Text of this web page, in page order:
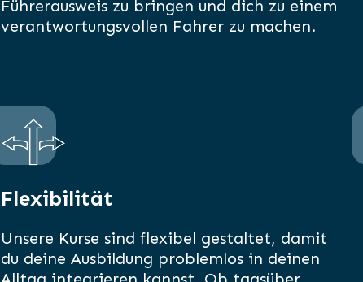
Führerausweis zu bringen und dich zu einem
verantwortungsvollen Fahrer zu machen.
Flexibilität
Unsere Kurse sind flexibel gestaltet, damit
du deine Ausbildung problemlos in deinen